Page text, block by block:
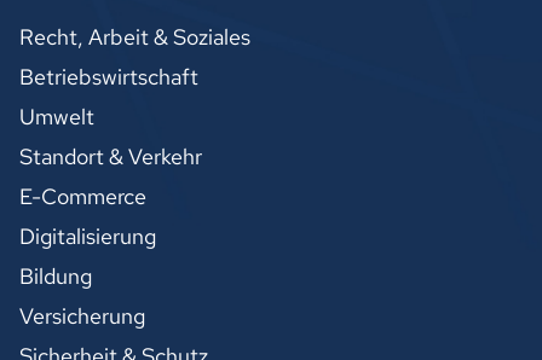
Recht, Arbeit & Soziales
Betriebswirtschaft
Umwelt
Standort & Verkehr
E-Commerce
Digitalisierung
Bildung
Versicherung